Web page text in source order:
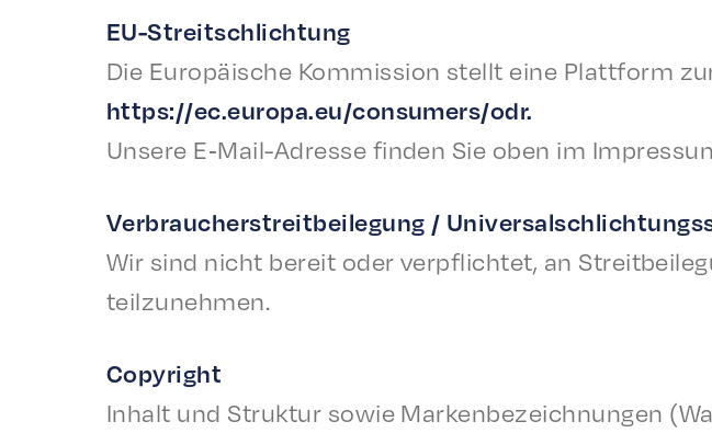
EU-Stre­itschlich­tung
Die Europäis­che Kommis­sion stellt eine Plat­tform
https://ec.europa.eu/consumers/odr.
Unsere E‑Mail-Adresse find­en Sie oben im
Verbrauch­er­stre­it­bei­le­gung /
Wir sind nicht bere­it oder verpflichtet, an
teilzunehmen.
Copy­right
Inhalt und Struk­tur sowie Marken­beze­ich­nun­gen